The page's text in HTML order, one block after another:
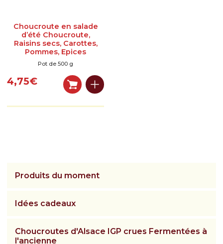
Qui sommes-nous ?
Histoire de la choucroute
Fabrication de la choucroute
Garantie de qualité
Actualités
Contactez-nous
Choucroute en salade
d’été Choucroute,
Raisins secs, Carottes,
Pommes, Epices
Pot de 500 g
4,75€
Produits du moment
Idées cadeaux
Choucroutes d'Alsace IGP crues Fermentées à
l'ancienne